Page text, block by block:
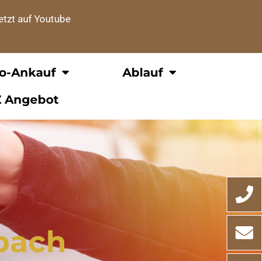
auf Youtube
Ankauf
Ablauf
Angebot